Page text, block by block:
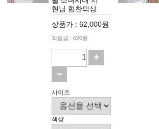
현님 협찬의상
상품가 : 62,000원
적립금 : 620원
사이즈
색상